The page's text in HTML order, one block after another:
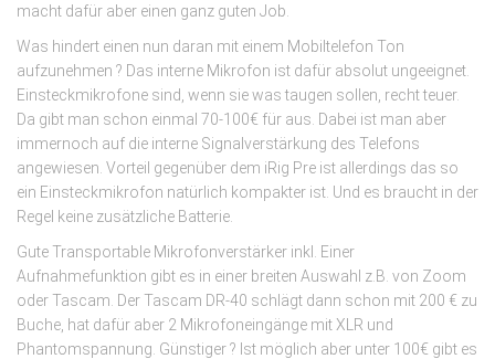
macht dafür aber einen ganz guten Job.
Was hindert einen nun daran mit einem Mobiltelefon Ton
aufzunehmen ? Das interne Mikrofon ist dafür absolut ungeeignet.
Einsteckmikrofone sind, wenn sie was taugen sollen, recht teuer.
Da gibt man schon einmal 70-100€ für aus. Dabei ist man aber
immernoch auf die interne Signalverstärkung des Telefons
angewiesen. Vorteil gegenüber dem iRig Pre ist allerdings das so
ein Einsteckmikrofon natürlich kompakter ist. Und es braucht in der
Regel keine zusätzliche Batterie.
Gute Transportable Mikrofonverstärker inkl. Einer
Aufnahmefunktion gibt es in einer breiten Auswahl z.B. von Zoom
oder Tascam. Der Tascam DR-40 schlägt dann schon mit 200 € zu
Buche, hat dafür aber 2 Mikrofoneingänge mit XLR und
Phantomspannung. Günstiger ? Ist möglich aber unter 100€ gibt es